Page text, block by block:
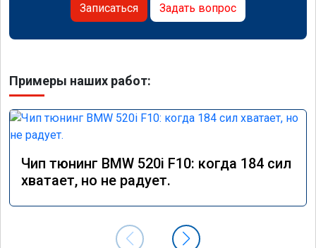
Записаться Задать вопрос
Примеры наших работ:
Чип тюнинг BMW 520i F10: когда 184 сил
хватает, но не радует.